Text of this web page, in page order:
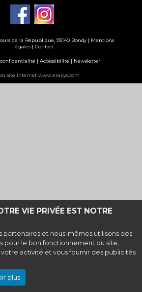
VIE PRIVÉE EST NOTRE
partenaires et nous-mêmes utilisons des
pour le bon fonctionnement du site,
activité et vous fournir des publicités
plus
de la République, 93140 Bondy | Mentions
légales | Contact
| Accéssibilité | Newsletter
site internet www.erakys.com